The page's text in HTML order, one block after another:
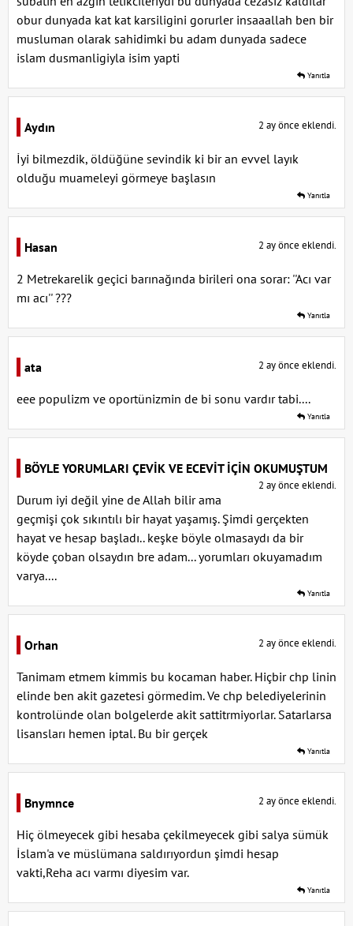
obur dunyada kat kat karsiligini gorurler insaaallah ben bir
musluman olarak sahidimki bu adam dunyada sadece
islam dusmanligiyla isim yapti
Yanıtla
Aydın 2 ay önce eklendi.
İyi bilmezdik, öldüğüne sevindik ki bir an evvel layık
olduğu muameleyi görmeye başlasın
Yanıtla
Hasan 2 ay önce eklendi.
2 Metrekarelik geçici barınağında birileri ona sorar: ''Acı var
mı acı'' ???
Yanıtla
ata 2 ay önce eklendi.
eee populizm ve oportünizmin de bi sonu vardır tabi....
Yanıtla
BÖYLE YORUMLARI ÇEVİK VE ECEVİT İÇİN OKUMUŞTUM
2 ay önce eklendi.
Durum iyi değil yine de Allah bilir ama
geçmişi çok sıkıntılı bir hayat yaşamış. Şimdi gerçekten
hayat ve hesap başladı.. keşke böyle olmasaydı da bir
köyde çoban olsaydın bre adam... yorumları okuyamadım
varya....
Yanıtla
Orhan 2 ay önce eklendi.
Tanimam etmem kimmis bu kocaman haber. Hiçbir chp linin
elinde ben akit gazetesi görmedim. Ve chp belediyelerinin
kontrolünde olan bolgelerde akit sattitrmiyorlar. Satarlarsa
lisansları hemen iptal. Bu bir gerçek
Yanıtla
Bnymnce 2 ay önce eklendi.
Hiç ölmeyecek gibi hesaba çekilmeyecek gibi salya sümük
İslam'a ve müslümana saldırıyordun şimdi hesap
vakti,Reha acı varmı diyesim var.
Yanıtla